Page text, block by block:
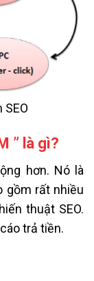
” là gì?
hơn. Nó là
gồm rất nhiều
thuật SEO.
trả tiền.